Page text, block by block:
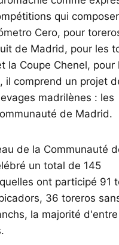
qui
Cero, pour
de Madrid, pour les
la Coupe Chenel, pour
il comprend un projet
madrilènes : les
de Madrid.
de la Communauté
un total de 145
ont participé 91
36 toreros
la majorité